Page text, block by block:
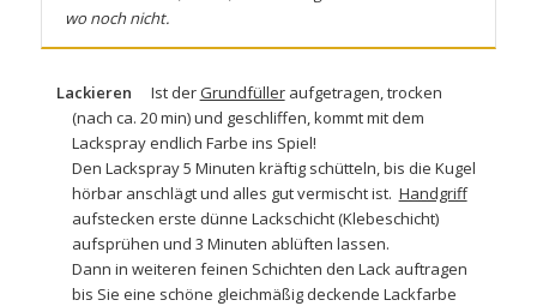
wo noch nicht.
Lackieren Ist derGrundfülleraufgetragen, trocken
(nach ca. 20 min) und geschliffen, kommt mit dem
Lacksprayendlich Farbe ins Spiel!
Den Lackspray 5 Minuten kräftig schütteln, bis die Kugel
hörbar anschlägt und alles gut vermischt ist. Handgriff
aufstecken erste dünne Lackschicht (Klebeschicht)
aufsprühen und 3 Minuten ablüften lassen.
Dann in weiteren feinen Schichten den Lack auftragen
bis Sie eine schöne gleichmäßig deckende Lackfarbe